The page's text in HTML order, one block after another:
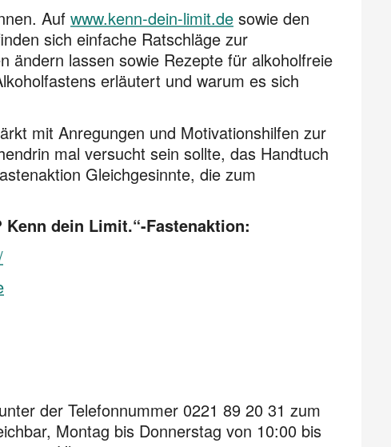
Auf www.kenn-dein-limit.de sowie den
sich einfache Ratschläge zur
ändern lassen sowie Rezepte für alkoholfreie
erläutert und warum es sich
mit Anregungen und Motivationshilfen zur
mal versucht sein sollte, das Handtuch
Gleichgesinnte, die zum
dein Limit.“-Fastenaktion:
der Telefonnummer 0221 89 20 31 zum
Montag bis Donnerstag von 10:00 bis